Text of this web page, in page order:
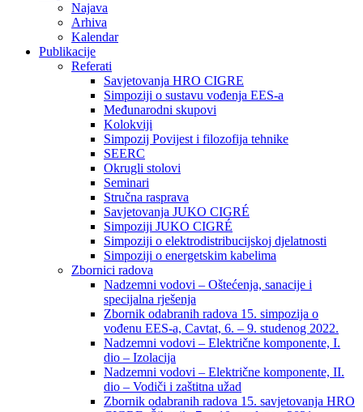
Najava
Arhiva
Kalendar
Publikacije
Referati
Savjetovanja HRO CIGRE
Simpoziji o sustavu vođenja EES-a
Međunarodni skupovi
Kolokviji​
Simpozij Povijest i filozofija tehnike
SEERC
Okrugli stolovi
Seminari​
Stručna rasprava​
Savjetovanja JUKO CIGRÉ
Simpoziji JUKO CIGRÉ
Simpoziji o elektrodistribucijskoj djelatnosti
Simpoziji o energetskim kabelima
Zbornici radova
Nadzemni vodovi – Oštećenja, sanacije i
specijalna rješenja
Zbornik odabranih radova 15. simpozija o
vođenu EES-a, Cavtat, 6. – 9. studenog 2022.
Nadzemni vodovi – Električne komponente, I.
dio – Izolacija
Nadzemni vodovi – Električne komponente, II.
dio – Vodiči i zaštitna užad
Zbornik odabranih radova 15. savjetovanja HRO